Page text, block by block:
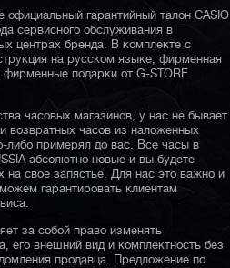
официальный гарантийный талон CASIO
сервисного обслуживания в
центрах бренда. В комплекте с
на русском языке, фирменная
подарки от G-STORE
часовых магазинов, у нас не бывает
возвратных часов из наложенных
либо примерял до вас. Все часы в
абсолютно новые и вы будете
на свое запястье. Для нас это важно и
гарантировать клиентам
за собой право изменять
его внешний вид и комплектность без
продавца. Предложение по